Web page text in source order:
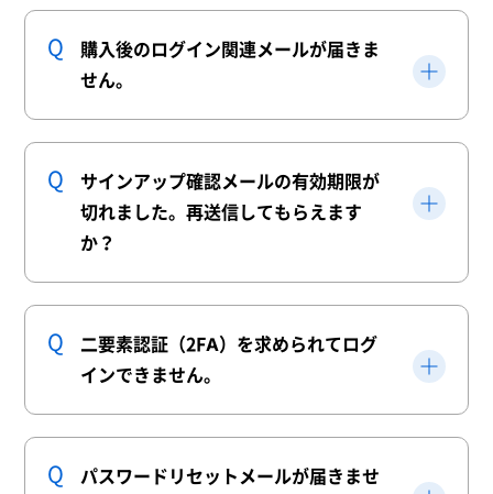
購入後のログイン関連メールが届きま
せん。
サインアップ確認メールの有効期限が
切れました。再送信してもらえます
か？
二要素認証（2FA）を求められてログ
インできません。
パスワードリセットメールが届きませ